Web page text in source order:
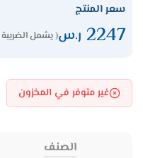
سعر المنتج
2247 ر.س( يشمل
غير متوفر في المخزون
الصنف